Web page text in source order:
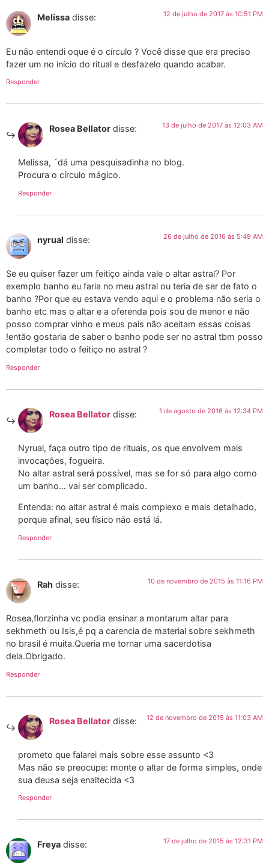
Melissa disse: 12 de julho de 2017 às 10:51 PM
Eu não entendi oque é o círculo ? Você disse que era preciso
fazer um no início do ritual e desfazelo quando acabar.
Responder
Rosea Bellator disse: 13 de julho de 2017 às 12:03 AM
Melissa, ´dá uma pesquisadinha no blog.
Procura o círculo mágico.
Responder
nyrual disse: 26 de julho de 2016 às 5:49 AM
Se eu quiser fazer um feitiço ainda vale o altar astral? Por
exemplo banho eu faria no meu astral ou teria de ser de fato o
banho ?Por que eu estava vendo aqui e o problema não seria o
banho etc mas o altar e a oferenda pois sou de menor e não
posso comprar vinho e meus pais não aceitam essas coisas
!então gostaria de saber o banho pode ser no astral tbm posso
completar todo o feitiço no astral ?
Responder
Rosea Bellator disse: 1 de agosto de 2016 às 12:34 PM
Nyrual, faça outro tipo de rituais, os que envolvem mais
invocações, fogueira.
No altar astral será possível, mas se for só para algo como
um banho… vai ser complicado.
Entenda: no altar astral é mais complexo e mais detalhado,
porque afinal, seu físico não está lá.
Responder
Rah disse: 10 de novembro de 2015 às 11:16 PM
Rosea,florzinha vc podia ensinar a montarum altar para
sekhmeth ou Isis,é pq a carencia de material sobre sekhmeth
no brasil é muita.Queria me tornar uma sacerdotisa
dela.Obrigado.
Responder
Rosea Bellator disse: 12 de novembro de 2015 às 11:03 AM
prometo que falarei mais sobre esse assunto <3
Mas não se preocupe: monte o altar de forma simples, onde
sua deusa seja enaltecida <3
Responder
Freya disse: 17 de julho de 2015 às 12:31 PM